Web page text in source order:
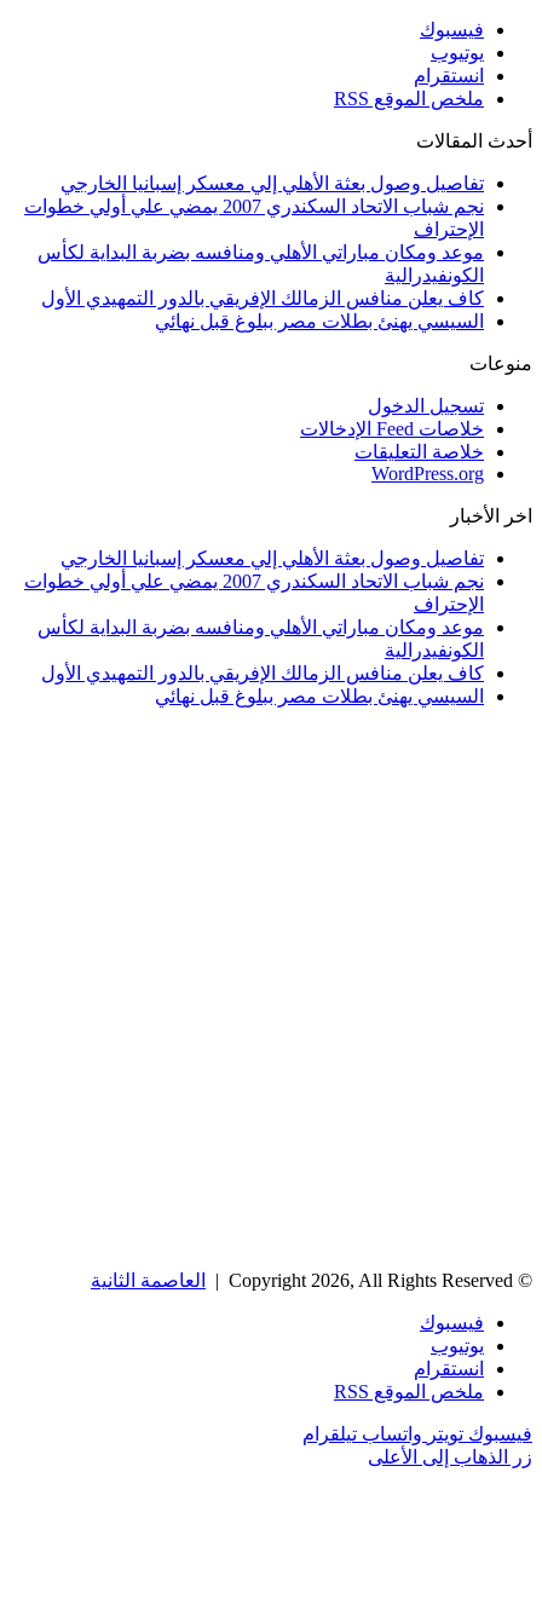
فيسبوك
يوتيوب
انستقرام
ملخص الموقع RSS
أحدث المقالات
تفاصيل وصول بعثة الأهلي إلي معسكر إسبانيا الخارجي
نجم شباب الاتحاد السكندري 2007 يمضي علي أولي خطوات
الإحتراف
موعد ومكان مباراتي الأهلي ومنافسه بضربة البداية لكأس
الكونفيدرالية
كاف يعلن منافس الزمالك الإفريقي بالدور التمهيدي الأول
السيسي يهنئ بطلات مصر ببلوغ قبل نهائي
منوعات
تسجيل الدخول
خلاصات Feed الإدخالات
خلاصة التعليقات
WordPress.org
اخر الأخبار
تفاصيل وصول بعثة الأهلي إلي معسكر إسبانيا الخارجي
نجم شباب الاتحاد السكندري 2007 يمضي علي أولي خطوات
الإحتراف
موعد ومكان مباراتي الأهلي ومنافسه بضربة البداية لكأس
الكونفيدرالية
كاف يعلن منافس الزمالك الإفريقي بالدور التمهيدي الأول
السيسي يهنئ بطلات مصر ببلوغ قبل نهائي
© Copyright 2026, All Rights Reserved | العاصمة الثانية
فيسبوك
يوتيوب
انستقرام
ملخص الموقع RSS
فيسبوك تويتر واتساب تيلقرام
زر الذهاب إلى الأعلى